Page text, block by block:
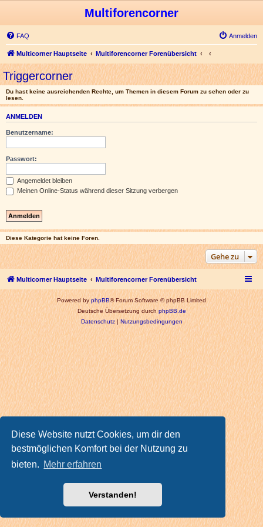
Diese Website nutzt Cookies, um dir den
bestmöglichen Komfort bei der Nutzung zu
bieten. Mehr erfahren
Verstanden!
Multiforencorner
FAQ Anmelden
Multicorner Hauptseite Multiforencorner Forenübersicht
Triggercorner
Du hast keine ausreichenden Rechte, um Themen in diesem Forum zu sehen oder zu
lesen.
ANMELDEN
Benutzername:
Passwort:
Angemeldet bleiben
Meinen Online-Status während dieser Sitzung verbergen
Diese Kategorie hat keine Foren.
Gehe zu
Multicorner Hauptseite Multiforencorner Forenübersicht
Powered byphpBB® Forum Software © phpBB Limited
Deutsche Übersetzung durchphpBB.de
Datenschutz|Nutzungsbedingungen